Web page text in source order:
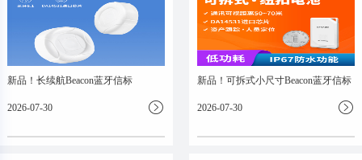
新品！长续航Beacon蓝牙信标
2026-07-30
新品！可拆式小尺寸Beacon蓝牙信标
2026-07-30